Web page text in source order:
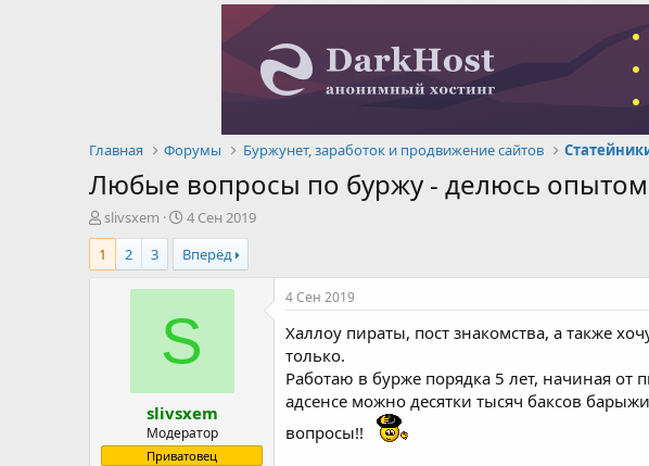
Главная Форумы Буржунет, заработок и продвижение сайтов
Любые вопросы по буржу - делюсь опытом
А
в
т
о
slivsxem
Д
а
т
а
н
а
ч
а
а
4 Сен 2019
1
2 3 Вперёд
S
slivsxem
Модератор
Приватовец
4 Сен 2019
Халлоу пираты, пост знакомства, а также
только.
Работаю в бурже порядка 5 лет, начиная
адсенсе можно десятки тысяч баксов
вопросы!!